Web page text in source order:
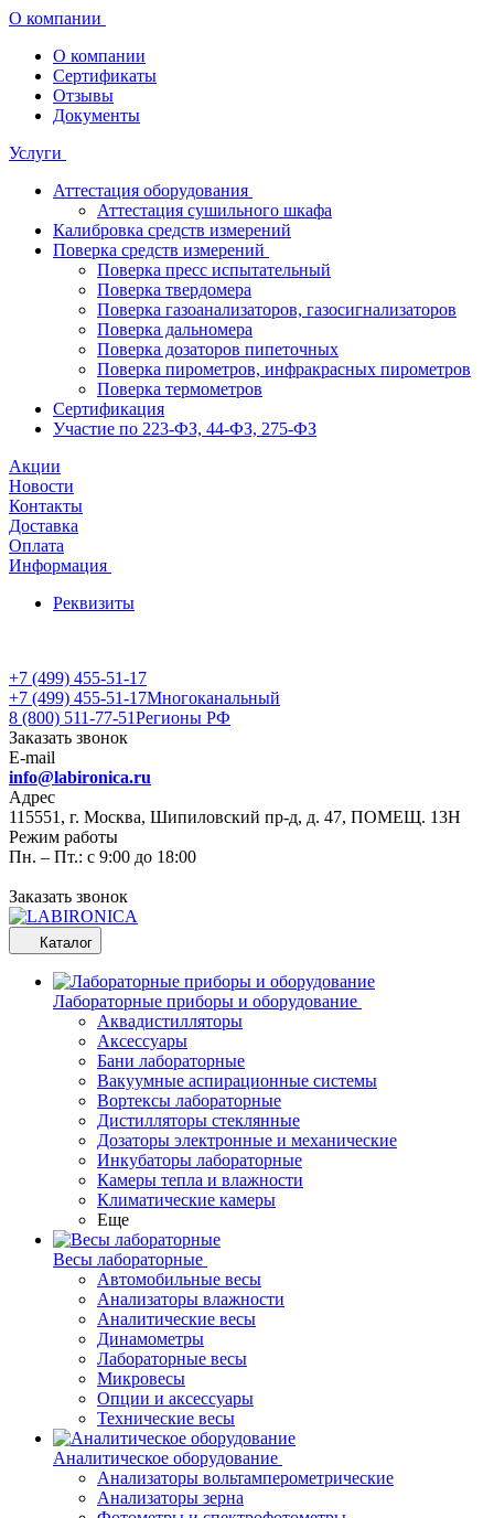
О компании
О компании
Сертификаты
Отзывы
Документы
Услуги
Аттестация оборудования
Аттестация сушильного шкафа
Калибровка средств измерений
Поверка средств измерений
Поверка пресс испытательный
Поверка твердомера
Поверка газоанализаторов, газосигнализаторов
Поверка дальномера
Поверка дозаторов пипеточных
Поверка пирометров, инфракрасных пирометров
Поверка термометров
Сертификация
Участие по 223-ФЗ, 44-ФЗ, 275-ФЗ
Акции
Новости
Контакты
Доставка
Оплата
Информация
Реквизиты
+7 (499) 455-51-17
+7 (499) 455-51-17Многоканальный
8 (800) 511-77-51Регионы РФ
Заказать звонок
E-mail
info@labironica.ru
Адрес
115551, г. Москва, Шипиловский пр-д, д. 47, ПОМЕЩ. 13Н
Режим работы
Пн. – Пт.: с 9:00 до 18:00
Заказать звонок
Каталог
Лабораторные приборы и оборудование
Аквадистилляторы
Аксессуары
Бани лабораторные
Вакуумные аспирационные системы
Вортексы лабораторные
Дистилляторы стеклянные
Дозаторы электронные и механические
Инкубаторы лабораторные
Камеры тепла и влажности
Климатические камеры
Еще
Весы лабораторные
Автомобильные весы
Анализаторы влажности
Аналитические весы
Динамометры
Лабораторные весы
Микровесы
Опции и аксессуары
Технические весы
Аналитическое оборудование
Анализаторы вольтамперометрические
Анализаторы зерна